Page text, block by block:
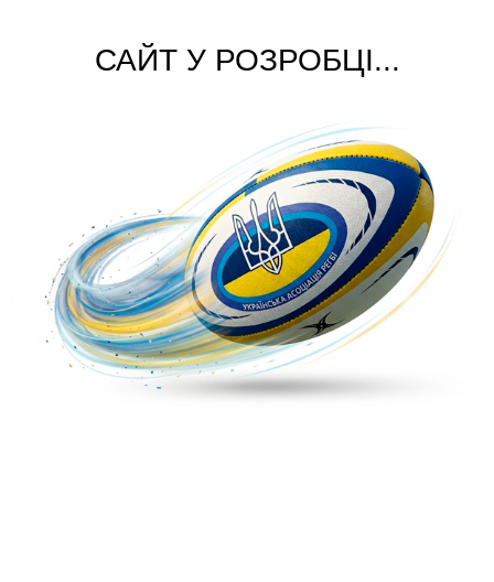
САЙТ У РОЗРОБЦІ...